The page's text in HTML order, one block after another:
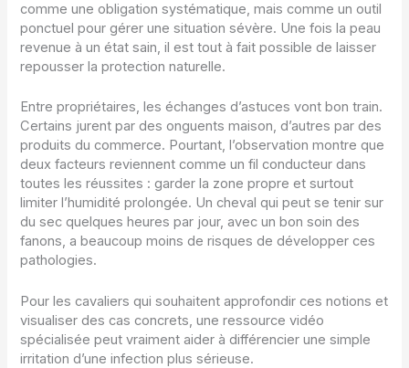
comme une obligation systématique, mais comme un outil
ponctuel pour gérer une situation sévère. Une fois la peau
revenue à un état sain, il est tout à fait possible de laisser
repousser la protection naturelle.
Entre propriétaires, les échanges d’astuces vont bon train.
Certains jurent par des onguents maison, d’autres par des
produits du commerce. Pourtant, l’observation montre que
deux facteurs reviennent comme un fil conducteur dans
toutes les réussites : garder la zone propre et surtout
limiter l’humidité prolongée. Un cheval qui peut se tenir sur
du sec quelques heures par jour, avec un bon soin des
fanons, a beaucoup moins de risques de développer ces
pathologies.
Pour les cavaliers qui souhaitent approfondir ces notions et
visualiser des cas concrets, une ressource vidéo
spécialisée peut vraiment aider à différencier une simple
irritation d’une infection plus sérieuse.